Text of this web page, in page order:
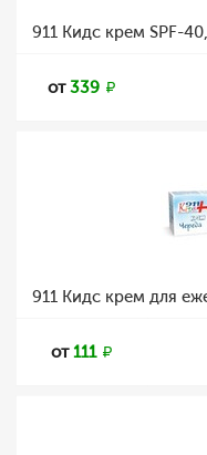
911 Кидс крем SPF-
от339
911 Кидс крем для
от111